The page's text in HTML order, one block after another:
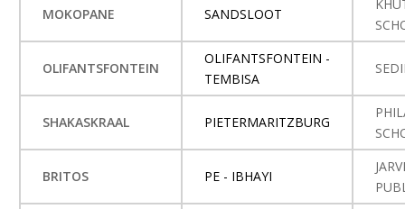
MOKOPANE SANDSLOOT
OLIFANTSFONTEIN
OLIFANTSFONTEIN -
TEMBISA
SHAKASKRAAL PIETERMARITZBURG
BRITOS PE - IBHAYI